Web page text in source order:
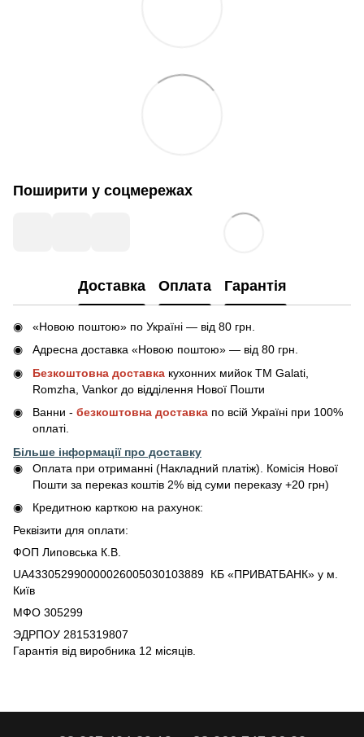
Поширити у соцмережах
Доставка Оплата Гарантія
«Новою поштою» по Україні — від 80 грн.
Адресна доставка «Новою поштою» — від 80 грн.
Безкоштовна доставка кухонних мийок ТМ Galati,
Romzha, Vankor до відділення Нової Пошти
Ванни - безкоштовна доставка по всій Україні при 100%
оплаті.
Більше інформації про доставку
Оплата при отриманні (Накладний платіж). Комісія Нової
Пошти за переказ коштів 2% від суми переказу +20 грн)
Кредитною карткою на рахунок:
Реквізити для оплати:
ФОП Липовська К.В.
UA433052990000026005030103889 КБ «ПРИВАТБАНК» у м.
Київ
МФО 305299
ЭДРПОУ 2815319807
Гарантія від виробника 12 місяців.